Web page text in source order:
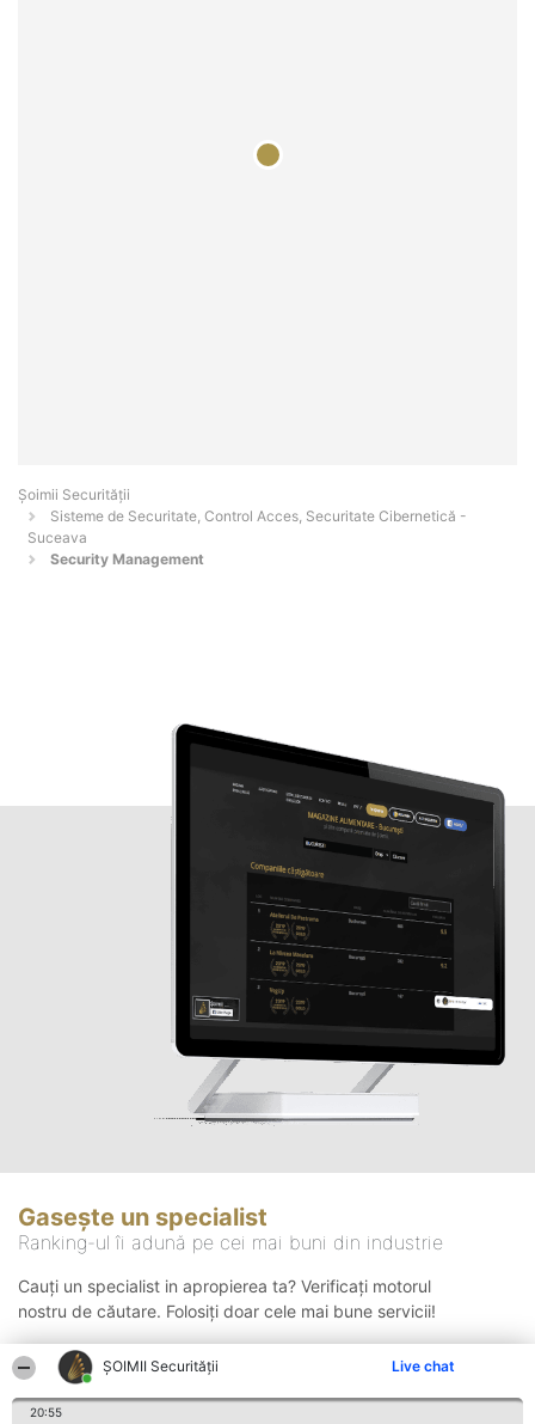
ȘOIMII Securității Live chat
20:55
Șoimii Securității
Sisteme de Securitate, Control Acces, Securitate Cibernetică -
Suceava
Security Management
Gasește un specialist
Ranking-ul îi adună pe cei mai buni din industrie
Cauți un specialist in apropierea ta? Verificați motorul
nostru de căutare. Folosiți doar cele mai bune servicii!